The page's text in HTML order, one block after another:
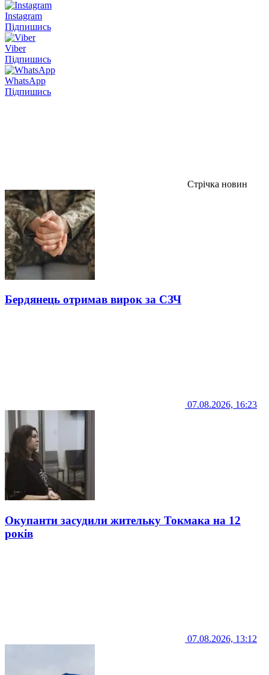
Instagram
Підпишись
Viber
Підпишись
WhatsApp
Підпишись
Стрічка новин
Бердянець отримав вирок за СЗЧ
07.08.2026, 16:23
Окупанти засудили жительку Токмака на 12
років
07.08.2026, 13:12